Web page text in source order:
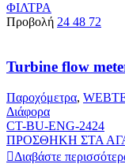
ΦΙΛΤΡΑ
Προβολή 24 48 72
Turbine flow
Παροχόμετρα,
Διάφορα
CT-BU-ENG-2424
ΠΡΟΣΘΗΚΗ ΣΤΑ
Διαβάστε